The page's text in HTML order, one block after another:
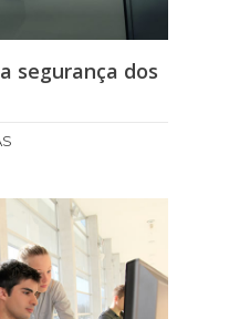
segurança dos